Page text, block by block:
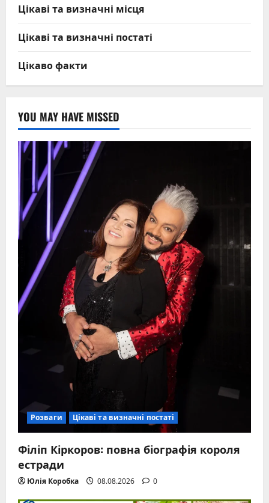
Цікаві та визначні місця
Цікаві та визначні постаті
Цікаво факти
YOU MAY HAVE MISSED
Розваги Цікаві та визначні постаті
Філіп Кіркоров: повна біографія короля
естради
Юлія Коробка 08.08.2026 0